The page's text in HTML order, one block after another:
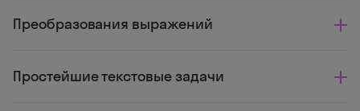
Преобразования выражений
Простейшие текстовые задачи